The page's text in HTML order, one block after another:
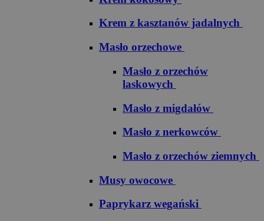
Krem z kasztanów jadalnych
Masło orzechowe
Masło z orzechów
laskowych
Masło z migdałów
Masło z nerkowców
Masło z orzechów ziemnych
Musy owocowe
Paprykarz wegański